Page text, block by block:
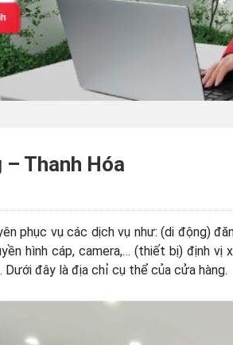
Thanh Hóa
phục vụ các dịch vụ như: (di động)
hình cáp, camera,… (thiết bị) định vị
đây là địa chỉ cụ thể của cửa hàng.